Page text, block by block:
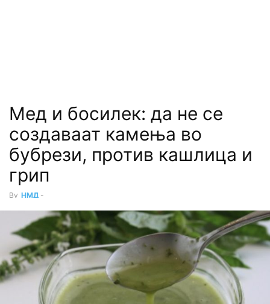
Мед и босилек: да не се
создаваат камења во
бубрези, против кашлица и
грип
By НМД -